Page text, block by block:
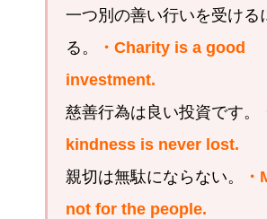
一つ別の善い行いを受ける
る。
・Charity is a good
investment.
慈善行為は良い投資です。
kindness is never lost.
親切は無駄にならない。
not for the people.